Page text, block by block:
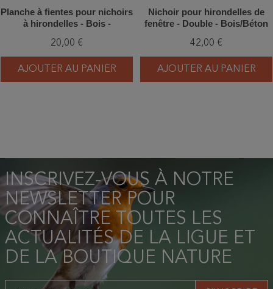
Planche à fientes pour nichoirs
à hirondelles - Bois -
20,00 €
AJOUTER AU PANIER
Nichoir pour hirondelles de
fenêtre - Double - Bois/Béton
310/2)
42,00 €
AJOUTER AU PANIER
INSCRIVEZ-VOUS À NOTRE
NEWSLETTER POUR
CONNAÎTRE TOUTES LES
ACTUALITÉS DE LA LIGUE ET
DE LA BOUTIQUE NATURE